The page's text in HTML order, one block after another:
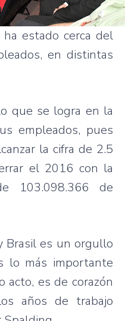
estado cerca del
en distintas
que se logra en la
empleados, pues
la cifra de 2.5
el 2016 con la
103.098.366 de
Brasil es un orgullo
lo más importante
acto, es de corazón
años de trabajo